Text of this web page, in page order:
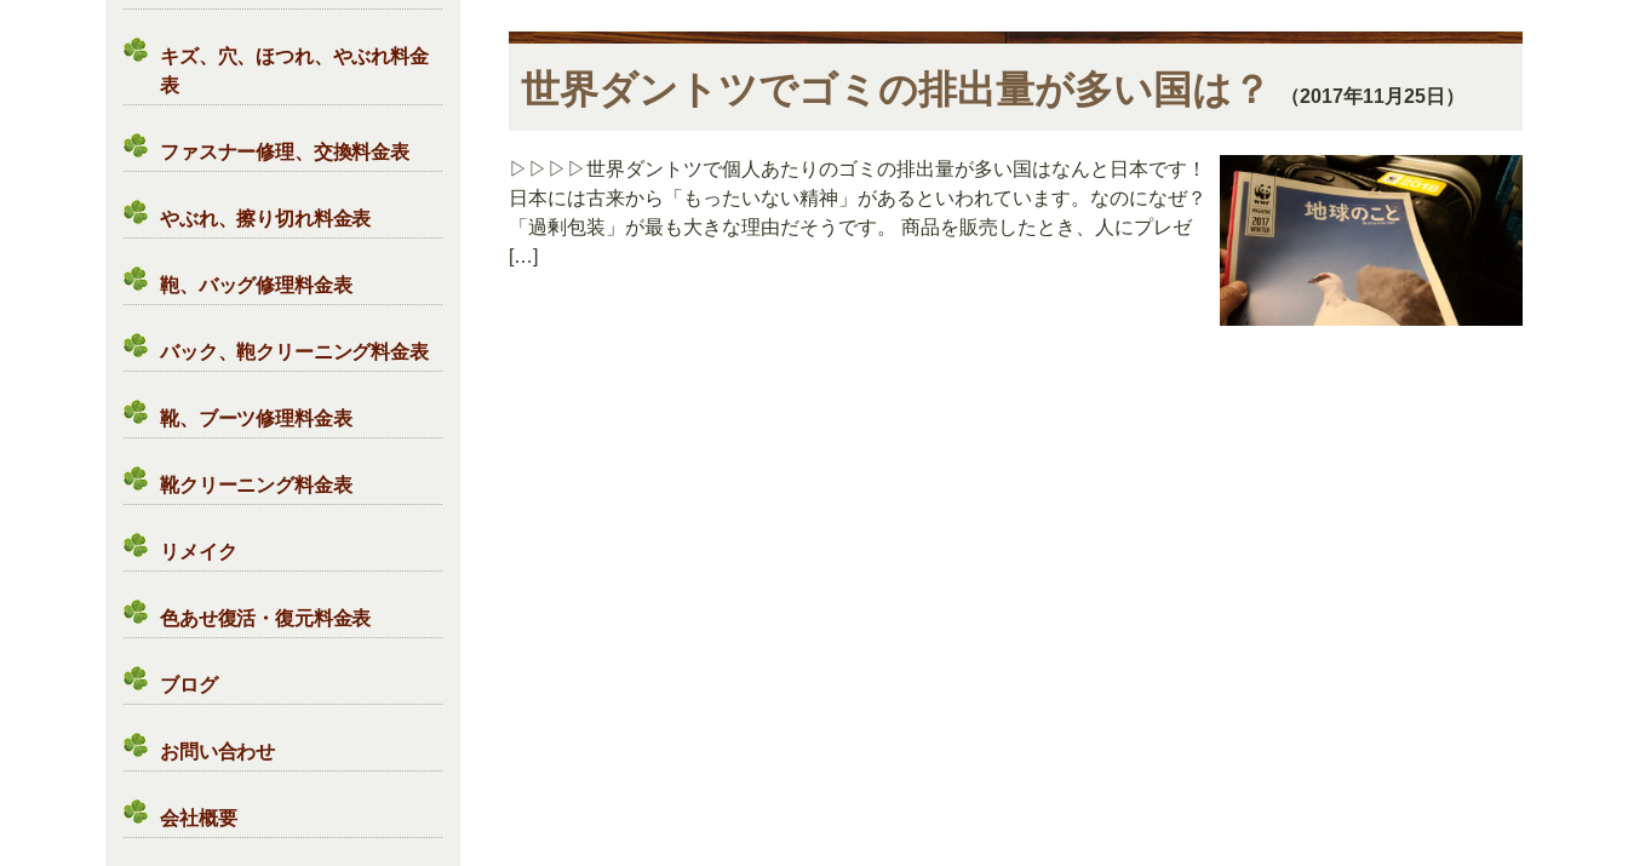
キズ、穴、ほつれ、やぶれ料金
表
ファスナー修理、交換料金表
やぶれ、擦り切れ料金表
鞄、バッグ修理料金表
バック、鞄クリーニング料金表
靴、ブーツ修理料金表
靴クリーニング料金表
リメイク
色あせ復活・復元料金表
ブログ
お問い合わせ
会社概要
世界ダントツでゴミの排出量が多い国は？ （2017年11月25日）
▷▷▷▷世界ダントツで個人あたりのゴミの排出量が多い国はなんと日本です！
日本には古来から「もったいない精神」があるといわれています。なのになぜ？
「過剰包装」が最も大きな理由だそうです。 商品を販売したとき、人にプレゼ
[…]